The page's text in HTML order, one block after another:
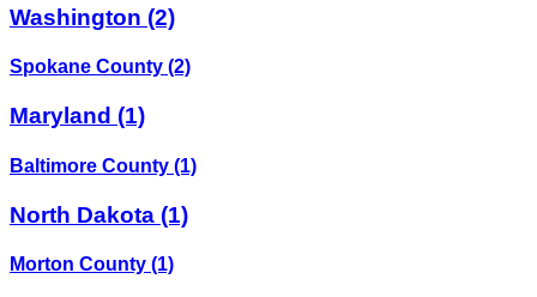
Washington (2)
Spokane County (2)
Maryland (1)
Baltimore County (1)
North Dakota (1)
Morton County (1)